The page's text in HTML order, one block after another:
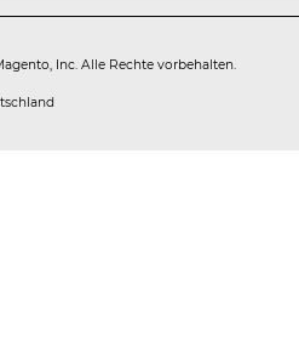
Inc. Alle Rechte vorbehalten.